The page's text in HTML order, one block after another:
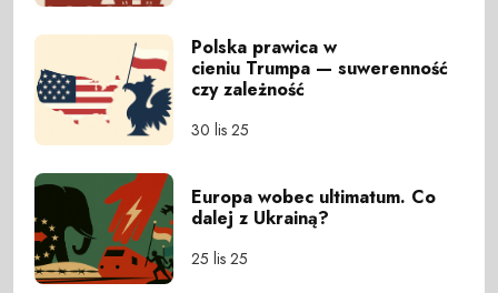
Polska prawica w
cieniu Trumpa — suwerenność
czy zależność
30 lis 25
Europa wobec ultimatum. Co
dalej z Ukrainą?
25 lis 25